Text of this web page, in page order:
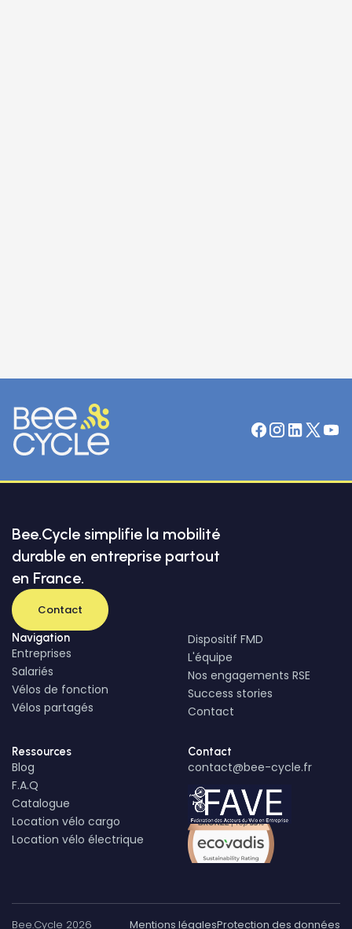
Bee.Cycle simplifie la mobilité
durable en entreprise partout
en France.
Contact
Navigation
Entreprises
Salariés
Vélos de fonction
Vélos partagés
Dispositif FMD
L'équipe
Nos engagements RSE
Success stories
Contact
Ressources
Blog
F.A.Q
Catalogue
Location vélo cargo
Location vélo électrique
Contact
contact@bee-cycle.fr
Bee.Cycle 2026 Mentions légalesProtection des données